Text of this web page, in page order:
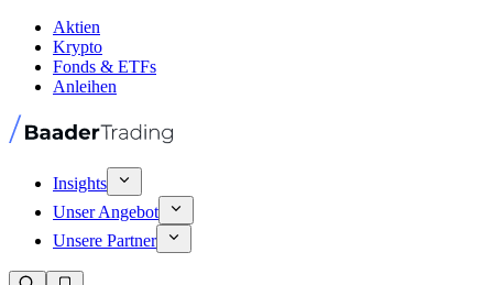
Aktien
Krypto
Fonds & ETFs
Anleihen
Insights
Unser Angebot
Unsere Partner